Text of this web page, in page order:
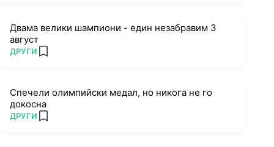
Двама велики шампиони - един незабравим 3
август
ПОВЕЧЕ ОТ
ДРУГИ add favorites
Спечели олимпийски медал, но никога не го
докосна
ПОВЕЧЕ ОТ
ДРУГИ add favorites